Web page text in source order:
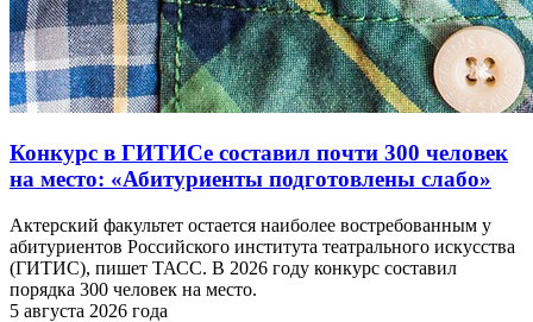
Конкурс в ГИТИСе составил почти 300 человек
на место: «Абитуриенты подготовлены слабо»
Актерский факультет остается наиболее востребованным у
абитуриентов Российского института театрального искусства
(ГИТИС), пишет ТАСС. В 2026 году конкурс составил
порядка 300 человек на место.
5 августа 2026 года